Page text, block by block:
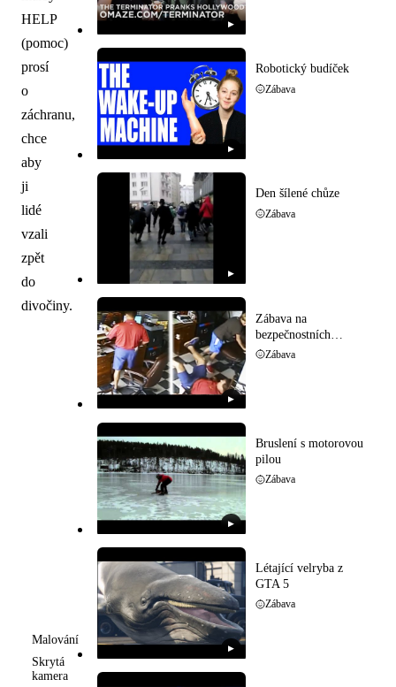
HELP
(pomoc)
prosí
o
záchranu,
chce
aby
ji
lidé
vzali
zpět
do
divočiny.
Malování
Skrytá
kamera
▶
▶
Robotický budíček
Zábava
▶
Den šílené chůze
Zábava
▶
Zábava na
bezpečnostních
kamerách
Zábava
▶
Bruslení s motorovou
pilou
Zábava
▶
Létající velryba z
GTA 5
Zábava